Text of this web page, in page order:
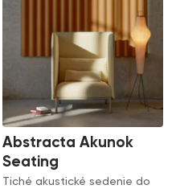
Abstracta Akunok
Seating
Tiché akustické sedenie do